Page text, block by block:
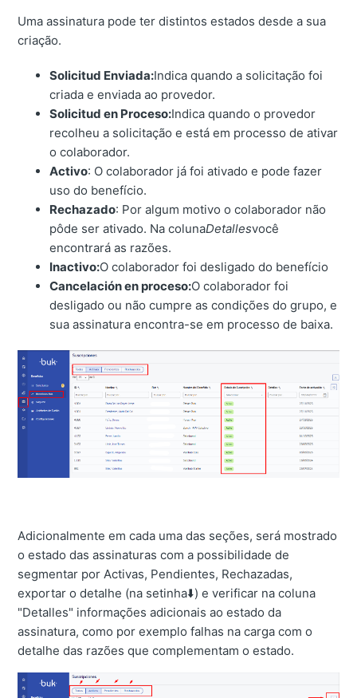
Uma assinatura pode ter distintos estados desde a sua
criação.
Solicitud Enviada:Indica quando a solicitação foi
criada e enviada ao provedor.
Solicitud en Proceso:Indica quando o provedor
recolheu a solicitação e está em processo de ativar
o colaborador.
Activo: O colaborador já foi ativado e pode fazer
uso do benefício.
Rechazado: Por algum motivo o colaborador não
pôde ser ativado. Na colunaDetallesvocê
encontrará as razões.
Inactivo:O colaborador foi desligado do benefício
Cancelación en proceso:O colaborador foi
desligado ou não cumpre as condições do grupo, e
sua assinatura encontra-se em processo de baixa.
Adicionalmente em cada uma das seções, será mostrado
o estado das assinaturas com a possibilidade de
segmentar por Activas, Pendientes, Rechazadas,
exportar o detalhe (na setinha⬇️) e verificar na coluna
"Detalles" informações adicionais ao estado da
assinatura, como por exemplo falhas na carga com o
detalhe das razões que complementam o estado.